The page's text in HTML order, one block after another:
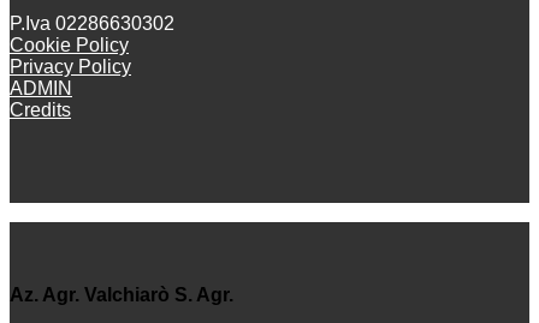
P.Iva 02286630302
Cookie Policy
Privacy Policy
ADMIN
Credits
Az. Agr. Valchiarò S. Agr.